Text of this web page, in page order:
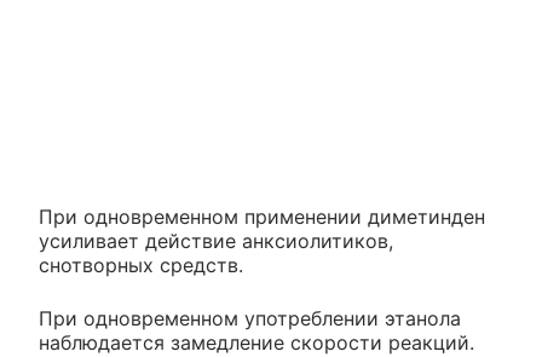
При одновременном применении диметинден
усиливает действие анксиолитиков,
снотворных средств.
При одновременном употреблении этанола
наблюдается замедление скорости реакций.